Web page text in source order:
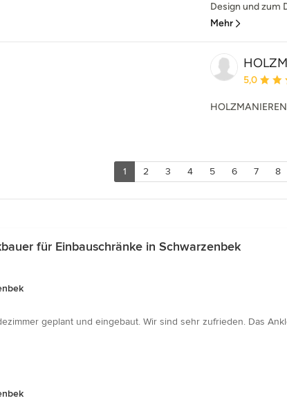
Design und zum
Mehr
5,0
HOLZMANIEREN
1 2 3 4 5 6 7 8
für Einbauschränke in Schwarzenbek
geplant und eingebaut. Wir sind sehr zufrieden. Das